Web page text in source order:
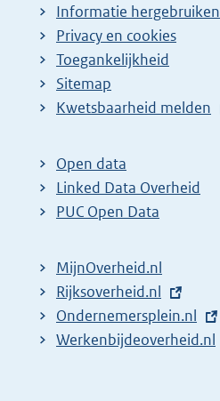
Informatie hergebruiken
Privacy en cookies
Toegankelijkheid
Sitemap
E
t
e
r
l
i
n
k
Kwetsbaarheid melden
Open data
Linked Data Overheid
PUC Open Data
MijnOverheid.nl
E
x
t
Rijksoverheid.nl
E
x
Ondernemersplein.nl
E
Werkenbijdeoverheid.nl